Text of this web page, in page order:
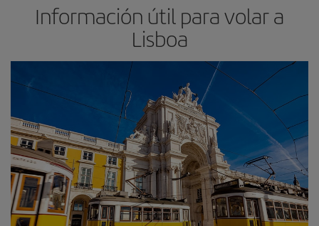
Información útil para volar a
Lisboa